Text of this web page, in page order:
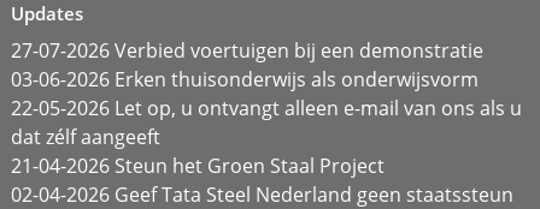
Updates
27-07-2026 Verbied voertuigen bij een demonstratie
03-06-2026 Erken thuisonderwijs als onderwijsvorm
22-05-2026 Let op, u ontvangt alleen e-mail van ons als u
dat zélf aangeeft
21-04-2026 Steun het Groen Staal Project
02-04-2026 Geef Tata Steel Nederland geen staatssteun